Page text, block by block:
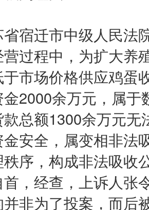
迁市中级人民法
过程中，为扩大养
市场价格供应鸡蛋
金2000余万元，属
总额1300余万元
安全，属变相非法
序，构成非法吸收
，经查，上诉人张
非为了投案，而后